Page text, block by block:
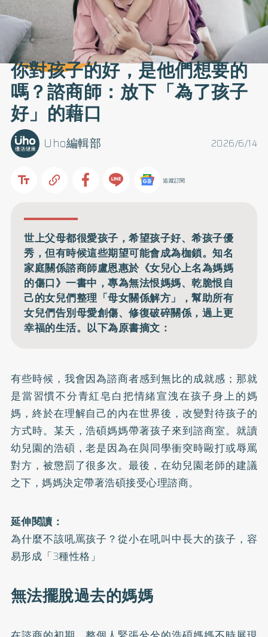
你對孩子的好，是他們想要的
嗎？諮商師：放下「為了孩子
好」的藉口
2026/6/14
Uho編輯部
追蹤訂閱
世上父母都很愛孩子，希望孩子好、希孩子優
秀，但有時候這些期望可能會成為枷鎖。知名
家庭關係諮商師盧恩惠於《女兒心上名為媽媽
的傷口》一書中，專為無法恨媽媽、乾脆恨自
己的女兒們整理「母女關係解方」，幫助所有
女兒們告別母愛創傷、修復破碎關係，過上更
幸福的生活。以下為原書摘文：
有些時候，我會因為諮商者感到無比的成就感；那就
是當習慣不分青紅皂白把情緒宣洩在孩子身上的媽
媽，終於在理解自己的內在世界後，改變對待孩子的
方式時。某天，浩碩媽媽帶著孩子來到諮商室。就讀
幼兒園的浩碩，老是因為在與同學衝突時毆打或辱罵
對方，被懲罰了很多次。最後，在幼兒園老師的建議
之下，媽媽決定帶著浩碩接受心理諮商。
延伸閱讀：
為什麼不該吼罵孩子？從小在吼叫中長大的孩子，容
易形成「3種性格」
無法擺脫過去的媽媽